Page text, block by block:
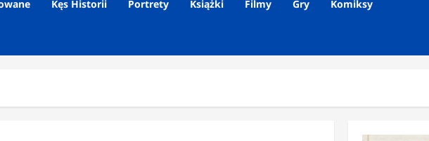
Kęs Historii Portrety Książki Filmy Gry Komiksy